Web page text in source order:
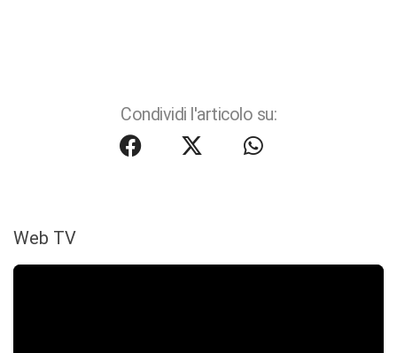
Condividi l'articolo su:
Web TV